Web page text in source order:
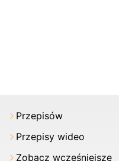
Przepisów
Przepisy wideo
Zobacz wcześniejsze